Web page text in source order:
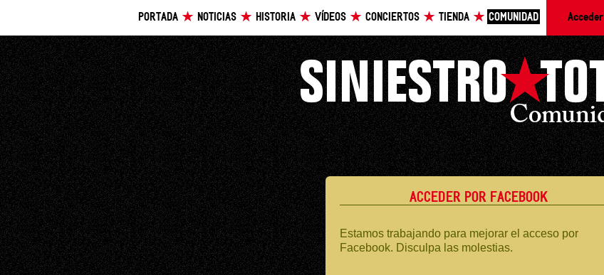
PORTADA NOTICIAS HISTORIA VÍDEOS CONCIERTOS TIENDA COMUNIDAD Acceder
ACCEDER POR FACEBOOK
Estamos trabajando para mejorar el acceso por
Facebook. Disculpa las molestias.